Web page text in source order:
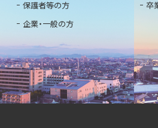
保護者等の方
卒
企業・一般の方